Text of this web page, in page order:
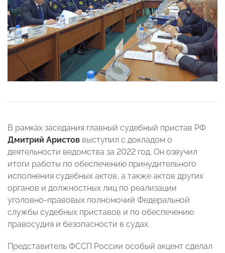
В рамках заседания главный судебный пристав РФ
Дмитрий Аристов выступил с докладом о
деятельности ведомства за 2022 год. Он озвучил
итоги работы по обеспечению принудительного
исполнения судебных актов, а также актов других
органов и должностных лиц по реализации
уголовно-правовых полномочий Федеральной
службы судебных приставов и по обеспечению
правосудия и безопасности в судах.
Представитель ФССП России особый акцент сделал